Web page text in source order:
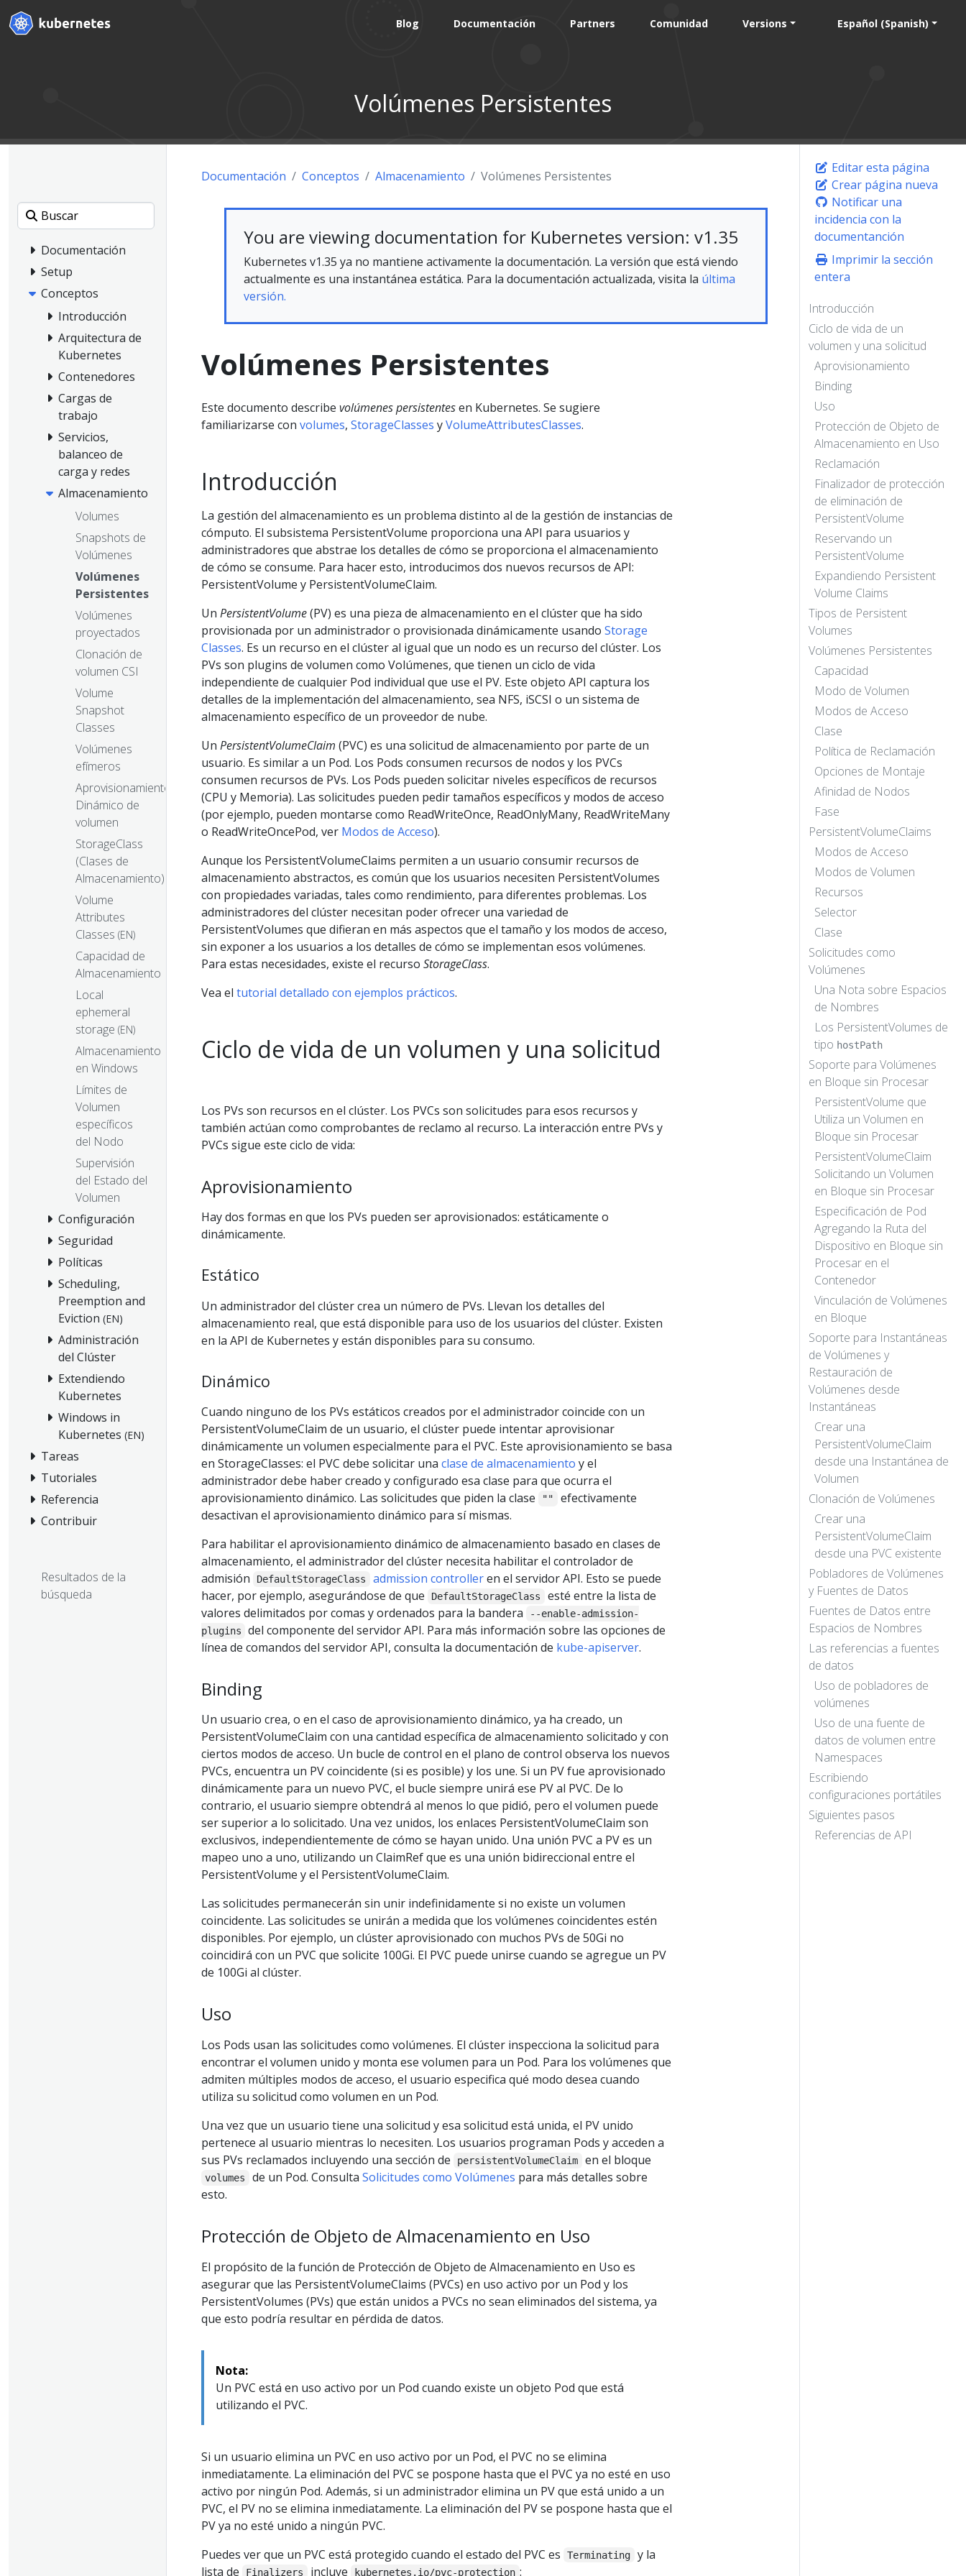
Blog Documentación Partners Comunidad Versions Español (Spanish)
Volúmenes Persistentes
Documentación
Setup
Conceptos
Introducción
Arquitectura de
Kubernetes
Contenedores
Cargas de
trabajo
Servicios,
balanceo de
carga y redes
Almacenamiento
Volumes
Snapshots de
Volúmenes
Volúmenes
Persistentes
Volúmenes
proyectados
Clonación de
volumen CSI
Volume
Snapshot
Classes
Volúmenes
efímeros
Aprovisionamiento
Dinámico de
volumen
StorageClass
(Clases de
Almacenamiento)
Volume
Attributes
Classes (EN)
Capacidad de
Almacenamiento
Local
ephemeral
storage (EN)
Almacenamiento
en Windows
Límites de
Volumen
específicos
del Nodo
Supervisión
del Estado del
Volumen
Configuración
Seguridad
Políticas
Scheduling,
Preemption and
Eviction (EN)
Administración
del Clúster
Extendiendo
Kubernetes
Windows in
Kubernetes (EN)
Tareas
Tutoriales
Referencia
Contribuir
Resultados de la
búsqueda
Editar esta página
Crear página nueva
Notificar una
incidencia con la
documentanción
Imprimir la sección
entera
Introducción
Ciclo de vida de un
volumen y una solicitud
Aprovisionamiento
Binding
Uso
Protección de Objeto de
Almacenamiento en Uso
Reclamación
Finalizador de protección
de eliminación de
PersistentVolume
Reservando un
PersistentVolume
Expandiendo Persistent
Volume Claims
Tipos de Persistent
Volumes
Volúmenes Persistentes
Capacidad
Modo de Volumen
Modos de Acceso
Clase
Política de Reclamación
Opciones de Montaje
Afinidad de Nodos
Fase
PersistentVolumeClaims
Modos de Acceso
Modos de Volumen
Recursos
Selector
Clase
Solicitudes como
Volúmenes
Una Nota sobre Espacios
de Nombres
Los PersistentVolumes de
tipo hostPath
Soporte para Volúmenes
en Bloque sin Procesar
PersistentVolume que
Utiliza un Volumen en
Bloque sin Procesar
PersistentVolumeClaim
Solicitando un Volumen
en Bloque sin Procesar
Especificación de Pod
Agregando la Ruta del
Dispositivo en Bloque sin
Procesar en el
Contenedor
Vinculación de Volúmenes
en Bloque
Soporte para Instantáneas
de Volúmenes y
Restauración de
Volúmenes desde
Instantáneas
Crear una
PersistentVolumeClaim
desde una Instantánea de
Volumen
Clonación de Volúmenes
Crear una
PersistentVolumeClaim
desde una PVC existente
Pobladores de Volúmenes
y Fuentes de Datos
Fuentes de Datos entre
Espacios de Nombres
Las referencias a fuentes
de datos
Uso de pobladores de
volúmenes
Uso de una fuente de
datos de volumen entre
Namespaces
Escribiendo
configuraciones portátiles
Siguientes pasos
Referencias de API
Documentación Conceptos Almacenamiento Volúmenes Persistentes
You are viewing documentation for Kubernetes version: v1.35
Kubernetes v1.35 ya no mantiene activamente la documentación. La versión que está viendo
actualmente es una instantánea estática. Para la documentación actualizada, visita la última
versión.
Volúmenes Persistentes
Este documento describe volúmenes persistentesen Kubernetes. Se sugiere
familiarizarse con volumes, StorageClasses yVolumeAttributesClasses.
Introducción
La gestión del almacenamiento es un problema distinto al de la gestión de instancias de
cómputo. El subsistema PersistentVolume proporciona una API para usuarios y
administradores que abstrae los detalles de cómo se proporciona el almacenamiento
de cómo se consume. Para hacer esto, introducimos dos nuevos recursos de API:
PersistentVolume y PersistentVolumeClaim.
Un PersistentVolume(PV) es una pieza de almacenamiento en el clúster que ha sido
provisionada por un administrador o provisionada dinámicamente usando Storage
Classes. Es un recurso en el clúster al igual que un nodo es un recurso del clúster. Los
PVs son plugins de volumen como Volúmenes, que tienen un ciclo de vida
independiente de cualquier Pod individual que use el PV. Este objeto API captura los
detalles de la implementación del almacenamiento, sea NFS, iSCSI o un sistema de
almacenamiento específico de un proveedor de nube.
Un PersistentVolumeClaim (PVC) es una solicitud de almacenamiento por parte de un
usuario. Es similar a un Pod. Los Pods consumen recursos de nodos y los PVCs
consumen recursos de PVs. Los Pods pueden solicitar niveles específicos de recursos
(CPU y Memoria). Las solicitudes pueden pedir tamaños específicos y modos de acceso
(por ejemplo, pueden montarse como ReadWriteOnce, ReadOnlyMany, ReadWriteMany
o ReadWriteOncePod, ver Modos de Acceso).
Aunque los PersistentVolumeClaims permiten a un usuario consumir recursos de
almacenamiento abstractos, es común que los usuarios necesiten PersistentVolumes
con propiedades variadas, tales como rendimiento, para diferentes problemas. Los
administradores del clúster necesitan poder ofrecer una variedad de
PersistentVolumes que difieran en más aspectos que el tamaño y los modos de acceso,
sin exponer a los usuarios a los detalles de cómo se implementan esos volúmenes.
Para estas necesidades, existe el recurso StorageClass.
Vea el tutorial detallado con ejemplos prácticos.
Ciclo de vida de un volumen y una solicitud
Los PVs son recursos en el clúster. Los PVCs son solicitudes para esos recursos y
también actúan como comprobantes de reclamo al recurso. La interacción entre PVs y
PVCs sigue este ciclo de vida:
Aprovisionamiento
Hay dos formas en que los PVs pueden ser aprovisionados: estáticamente o
dinámicamente.
Estático
Un administrador del clúster crea un número de PVs. Llevan los detalles del
almacenamiento real, que está disponible para uso de los usuarios del clúster. Existen
en la API de Kubernetes y están disponibles para su consumo.
Dinámico
Cuando ninguno de los PVs estáticos creados por el administrador coincide con un
PersistentVolumeClaim de un usuario, el clúster puede intentar aprovisionar
dinámicamente un volumen especialmente para el PVC. Este aprovisionamiento se basa
en StorageClasses: el PVC debe solicitar una clase de almacenamiento y el
administrador debe haber creado y configurado esa clase para que ocurra el
aprovisionamiento dinámico. Las solicitudes que piden la clase
""
efectivamente
desactivan el aprovisionamiento dinámico para sí mismas.
Para habilitar el aprovisionamiento dinámico de almacenamiento basado en clases de
almacenamiento, el administrador del clúster necesita habilitar el controlador de
admisión
DefaultStorageClass admission controlleren el servidor API. Esto se puede
hacer, por ejemplo, asegurándose de que
DefaultStorageClass
esté entre la lista de
valores delimitados por comas y ordenados para la bandera
--enable-admission-
plugins
del componente del servidor API. Para más información sobre las opciones de
línea de comandos del servidor API, consulta la documentación de kube-apiserver.
Binding
Un usuario crea, o en el caso de aprovisionamiento dinámico, ya ha creado, un
PersistentVolumeClaim con una cantidad específica de almacenamiento solicitado y con
ciertos modos de acceso. Un bucle de control en el plano de control observa los nuevos
PVCs, encuentra un PV coincidente (si es posible) y los une. Si un PV fue aprovisionado
dinámicamente para un nuevo PVC, el bucle siempre unirá ese PV al PVC. De lo
contrario, el usuario siempre obtendrá al menos lo que pidió, pero el volumen puede
ser superior a lo solicitado. Una vez unidos, los enlaces PersistentVolumeClaim son
exclusivos, independientemente de cómo se hayan unido. Una unión PVC a PV es un
mapeo uno a uno, utilizando un ClaimRef que es una unión bidireccional entre el
PersistentVolume y el PersistentVolumeClaim.
Las solicitudes permanecerán sin unir indefinidamente si no existe un volumen
coincidente. Las solicitudes se unirán a medida que los volúmenes coincidentes estén
disponibles. Por ejemplo, un clúster aprovisionado con muchos PVs de 50Gi no
coincidirá con un PVC que solicite 100Gi. El PVC puede unirse cuando se agregue un PV
de 100Gi al clúster.
Uso
Los Pods usan las solicitudes como volúmenes. El clúster inspecciona la solicitud para
encontrar el volumen unido y monta ese volumen para un Pod. Para los volúmenes que
admiten múltiples modos de acceso, el usuario especifica qué modo desea cuando
utiliza su solicitud como volumen en un Pod.
Una vez que un usuario tiene una solicitud y esa solicitud está unida, el PV unido
pertenece al usuario mientras lo necesiten. Los usuarios programan Pods y acceden a
sus PVs reclamados incluyendo una sección de
persistentVolumeClaim en el bloque
volumes de un Pod. Consulta Solicitudes como Volúmenes para más detalles sobre
esto.
Protección de Objeto de Almacenamiento en Uso
El propósito de la función de Protección de Objeto de Almacenamiento en Uso es
asegurar que las PersistentVolumeClaims (PVCs) en uso activo por un Pod y los
PersistentVolumes (PVs) que están unidos a PVCs no sean eliminados del sistema, ya
que esto podría resultar en pérdida de datos.
Nota:
Un PVC está en uso activo por un Pod cuando existe un objeto Pod que está
utilizando el PVC.
Si un usuario elimina un PVC en uso activo por un Pod, el PVC no se elimina
inmediatamente. La eliminación del PVC se pospone hasta que el PVC ya no esté en uso
activo por ningún Pod. Además, si un administrador elimina un PV que está unido a un
PVC, el PV no se elimina inmediatamente. La eliminación del PV se pospone hasta que el
PV ya no esté unido a ningún PVC.
Puedes ver que un PVC está protegido cuando el estado del PVC es
Terminating
y la
lista de
Finalizers incluye kubernetes.io/pvc-protection :